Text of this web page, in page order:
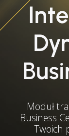
Moduł
Business
Twoich